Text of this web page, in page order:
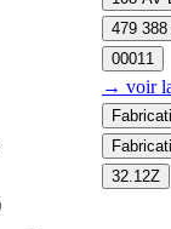
479
00011
→ voir
32.12Z